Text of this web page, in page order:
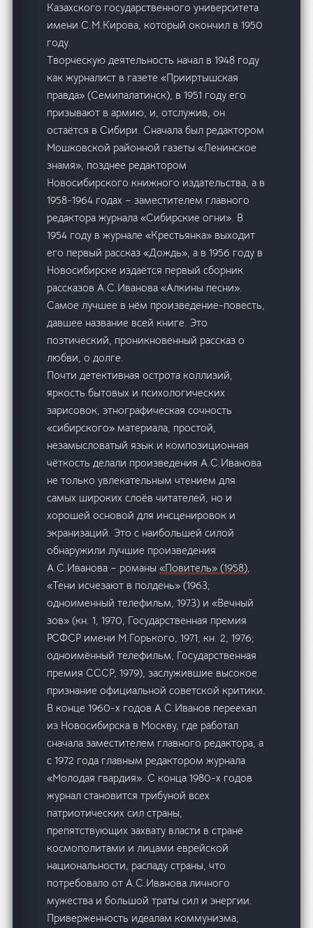
Казахского государственного университета
имени С.М.Кирова, который окончил в 1950
году.
Творческую деятельность начал в 1948 году
как журналист в газете «Прииртышская
правда» (Семипалатинск), в 1951 году его
призывают в армию, и, отслужив, он
остаётся в Сибири. Сначала был редактором
Мошковской районной газеты «Ленинское
знамя», позднее редактором
Новосибирского книжного издательства, а в
1958-1964 годах – заместителем главного
редактора журнала «Сибирские огни». В
1954 году в журнале «Крестьянка» выходит
его первый рассказ «Дождь», а в 1956 году в
Новосибирске издаётся первый сборник
рассказов А.С.Иванова «Алкины песни».
Самое лучшее в нём произведение-повесть,
давшее название всей книге. Это
поэтический, проникновенный рассказ о
любви, о долге.
Почти детективная острота коллизий,
яркость бытовых и психологических
зарисовок, этнографическая сочность
«сибирского» материала, простой,
незамысловатый язык и композиционная
чёткость делали произведения А.С.Иванова
не только увлекательным чтением для
самых широких слоёв читателей, но и
хорошей основой для инсценировок и
экранизаций. Это с наибольшей силой
обнаружили лучшие произведения
А.С.Иванова – романы«Повитель» (1958),
«Тени исчезают в полдень» (1963;
одноименный телефильм, 1973) и «Вечный
зов» (кн. 1, 1970, Государственная премия
РСФСР имени М.Горького, 1971; кн. 2, 1976;
одноимённый телефильм, Государственная
премия СССР, 1979), заслужившие высокое
признание официальной советской критики.
В конце 1960-х годов А.С.Иванов переехал
из Новосибирска в Москву, где работал
сначала заместителем главного редактора, а
с 1972 года главным редактором журнала
«Молодая гвардия». С конца 1980-х годов
журнал становится трибуной всех
патриотических сил страны,
препятствующих захвату власти в стране
космополитами и лицами еврейской
национальности, распаду страны, что
потребовало от А.С.Иванова личного
мужества и большой траты сил и энергии.
Приверженность идеалам коммунизма,